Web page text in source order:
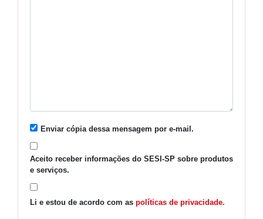
Enviar cópia dessa mensagem por e-mail.
Aceito receber informações do SESI-SP sobre produtos
e serviços.
Li e estou de acordo com as políticas de privacidade.